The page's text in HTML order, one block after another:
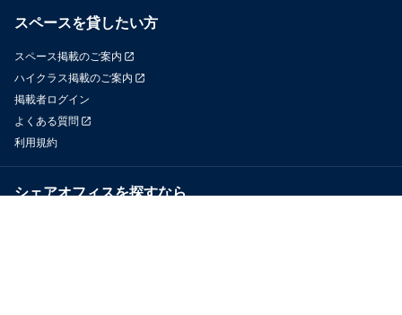
スペースを貸したい方
スペース掲載のご案内
ハイクラス掲載のご案内
掲載者ログイン
よくある質問
利用規約
シェアオフィスを探すなら